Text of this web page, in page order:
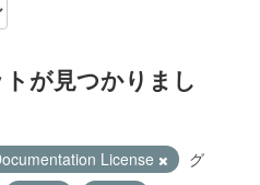
が見つかりまし
License
グ